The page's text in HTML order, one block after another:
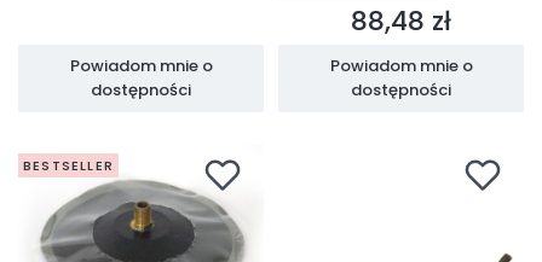
Powiadom mnie o
dostępności
Cena
88,48 zł
Powiadom mnie o
dostępności
BESTSELLER